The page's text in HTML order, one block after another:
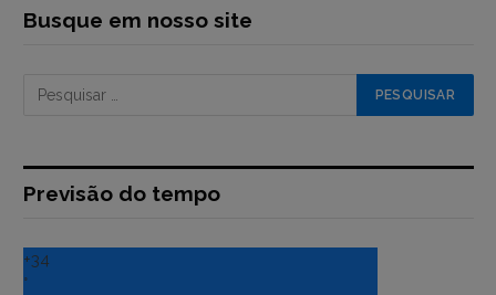
Busque em nosso site
Previsão do tempo
+34
°